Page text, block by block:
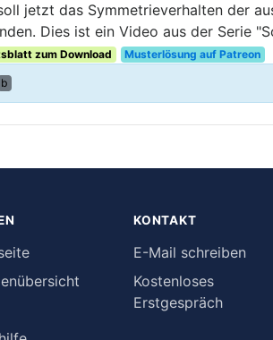
jetzt das Symmetrieverhalten der
Dies ist ein Video aus der Serie
zum Download Musterlösung auf Patreon
b
KONTAKT
E-Mail schreiben
Kostenloses
Erstgespräch